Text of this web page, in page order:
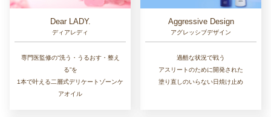
Dear LADY.
ディアレディ
専門医監修の“洗う・うるおす・整え
る”を
1本で叶える二層式デリケートゾーンケ
アオイル
Aggressive Design
アグレッシブデザイン
過酷な状況で戦う
アスリートのために開発された
塗り直しのいらない日焼け止め